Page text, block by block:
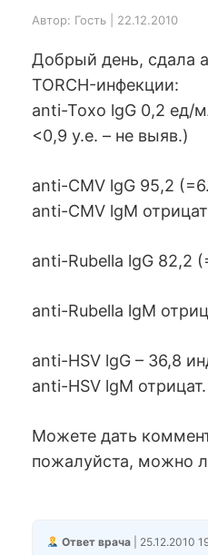
Автор: Гость | 22.12.2010
Добрый день, сдала
TORCH-инфекции:
anti-Toxo lgG 0,2 ед/
<0,9 у.е. – не выяв.)
anti-CMV lgG 95,2
anti-CMV lgМ отрицат
anti-Rubella lgG 82,2
anti-Rubella lgМ
anti-HSV lgG – 36,8
anti-HSV lgМ отрицат.
Можете дать
пожалуйста, можно
Ответ врача| 25.12.2010